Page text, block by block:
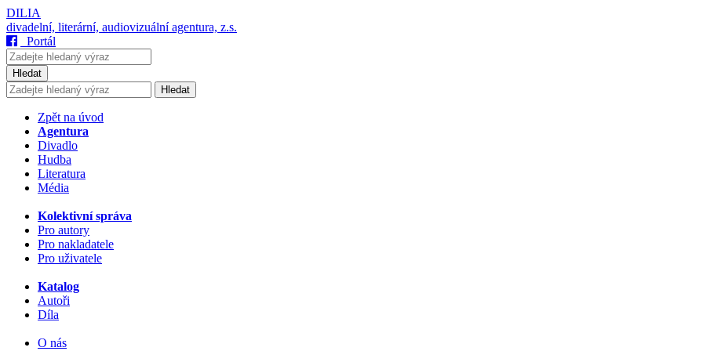
DILIA
divadelní, literární, audiovizuální agentura, z.s.
Portál
Hledat
Hledat
Zpět na úvod
Agentura
Divadlo
Hudba
Literatura
Média
Kolektivní správa
Pro autory
Pro nakladatele
Pro uživatele
Katalog
Autoři
Díla
O nás